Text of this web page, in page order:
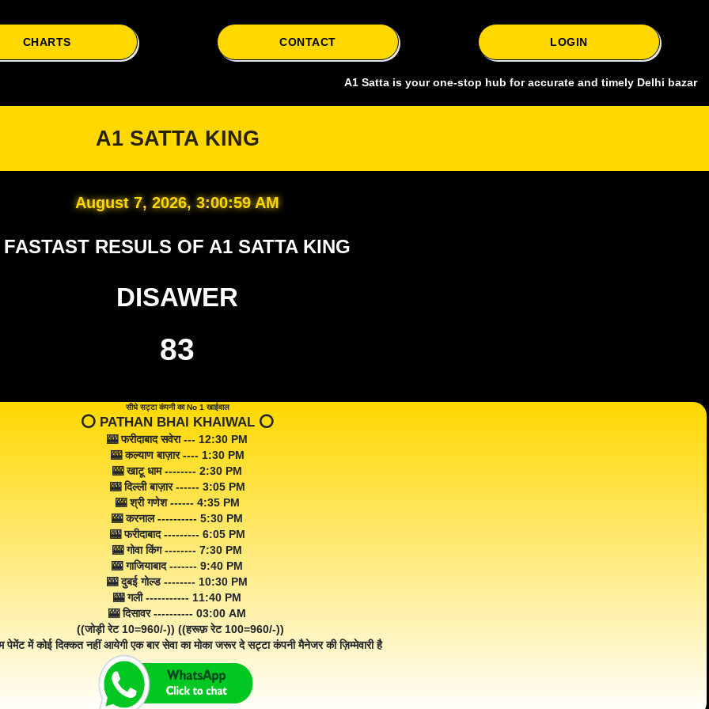
CHARTS CONTACT LOGIN
A1 Satta is your one-stop hub for accurate and timely Delhi bazar satta
A1 SATTA KING
August 7, 2026, 3:01:00 AM
FASTAST RESULS OF A1 SATTA KING
DISAWER
83
सीधे सट्टा कंपनी का No 1 खाईवाल
⭕️ PATHAN BHAI KHAIWAL ⭕️
🎰 फरीदाबाद सवेरा --- 12:30 PM
🎰 कल्याण बाज़ार ---- 1:30 PM
🎰 खाटू धाम -------- 2:30 PM
🎰 दिल्ली बाज़ार ------ 3:05 PM
🎰 श्री गणेश ------ 4:35 PM
🎰 करनाल ---------- 5:30 PM
🎰 फरीदाबाद --------- 6:05 PM
🎰 गोवा किंग -------- 7:30 PM
🎰 गाजियाबाद ------- 9:40 PM
🎰 दुबई गोल्ड -------- 10:30 PM
🎰 गली ----------- 11:40 PM
🎰 दिसावर ---------- 03:00 AM
((जोड़ी रेट 10=960/-)) ((हरूफ़ रेट 100=960/-))
पेमेंट में कोई दिक्कत नहीं आयेगी एक बार सेवा का मोका जरूर दे सट्टा कंपनी मैनेजर की ज़िम्मेवारी है